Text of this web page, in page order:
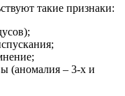
такие признаки:
(аномалия – 3-х и